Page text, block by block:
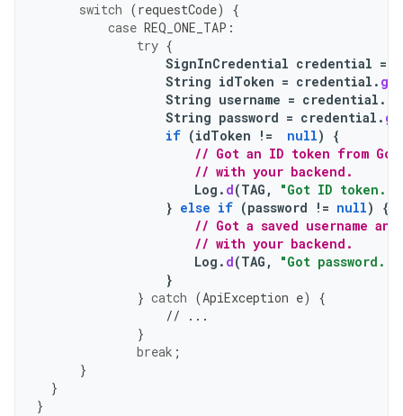
switch (requestCode)
{
case REQ_ONE_TAP :
try {
SignInCredential credential =
String idToken = credential .
String username = credential .
String password = credential .
if (idToken != null)
{
// Got an ID token from
// with your backend.
Log . d(TAG , "Got ID token."
} else if (password != null)
{
// Got a saved username
// with your backend.
Log . d(TAG , "Got password."
}
} catch (ApiException e)
{
// ...
}
break ;
}
}
}